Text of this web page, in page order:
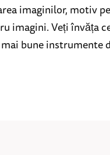
imaginilor, motiv
imagini. Veți învăța
bune instrumente